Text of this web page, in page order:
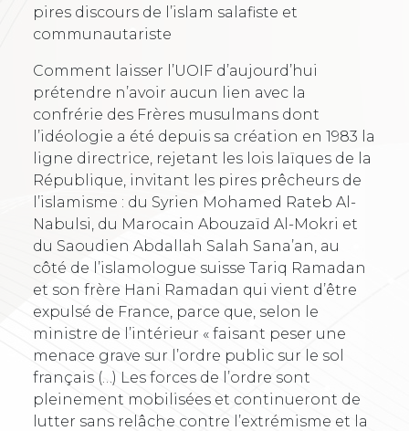
pires discours de l’islam salafiste et
communautariste
Comment laisser l’UOIF d’aujourd’hui
prétendre n’avoir aucun lien avec la
confrérie des Frères musulmans dont
l’idéologie a été depuis sa création en 1983 la
ligne directrice, rejetant les lois laïques de la
République, invitant les pires prêcheurs de
l’islamisme : du Syrien Mohamed Rateb Al-
Nabulsi, du Marocain Abouzaïd Al-Mokri et
du Saoudien Abdallah Salah Sana’an, au
côté de l’islamologue suisse Tariq Ramadan
et son frère Hani Ramadan qui vient d’être
expulsé de France, parce que, selon le
ministre de l’intérieur « faisant peser une
menace grave sur l’ordre public sur le sol
français (…) Les forces de l’ordre sont
pleinement mobilisées et continueront de
lutter sans relâche contre l’extrémisme et la